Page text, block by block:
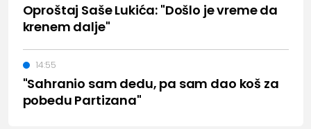
Oproštaj Saše Lukića: "Došlo je vreme da
krenem dalje"
"Sahranio sam dedu, pa sam dao koš za
pobedu Partizana"
14:55